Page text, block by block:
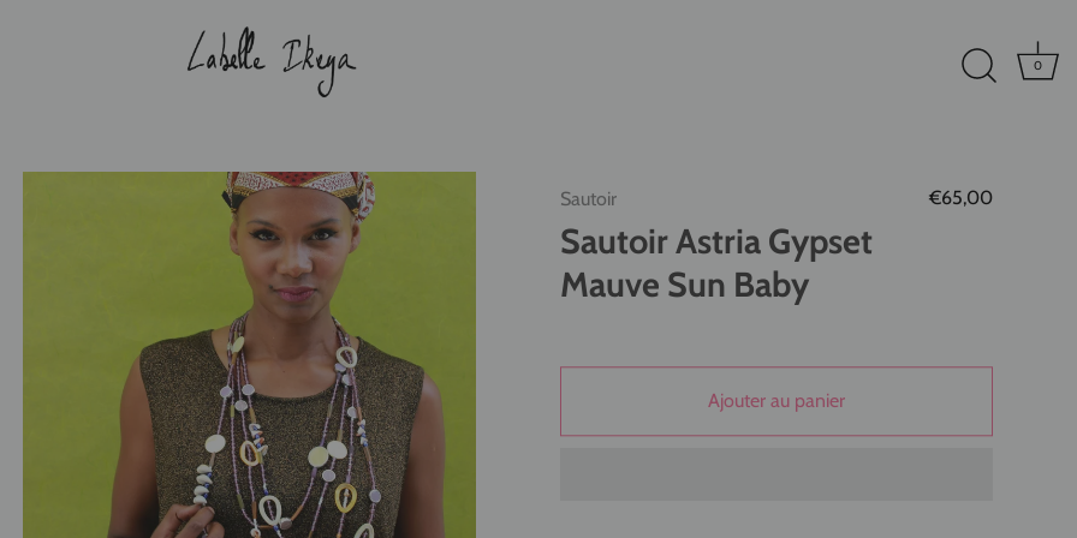
0
Sautoir €65,00
Sautoir Astria Gypset
Mauve Sun Baby
Ajouter au panier